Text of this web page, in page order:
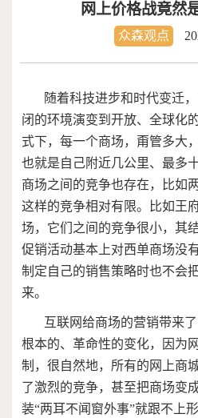
网上价格战竟然
众森观点
随着科技进步和时代变迁
闭的环境演变到开放、全球化
式下，每一个商场，甭管多大
也就是自己附近几公里、最多
商场之间的竞争也存在，比如
这样的竞争相对有限。比如王
场，它们之间的竞争很小，其
促销活动基本上对西单商场没
制定自己的销售策略时也不会
来。
互联网给商场的营销带来
根本的、革命性的变化，因为
制，很自然地，所有的网上商
了激烈的竞争，甚至把商场变
装“两耳不闻窗外事”就跟不上形